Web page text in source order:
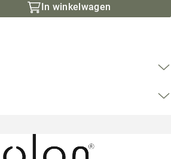
In winkelwagen